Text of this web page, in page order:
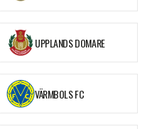
UPPLANDS DOMARE
VÄRMBOLS FC